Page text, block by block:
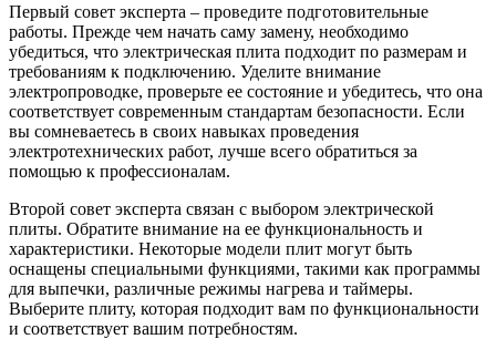
Первый совет эксперта – проведите подготовительные
работы. Прежде чем начать саму замену, необходимо
убедиться, что электрическая плита подходит по размерам и
требованиям к подключению. Уделите внимание
электропроводке, проверьте ее состояние и убедитесь, что она
соответствует современным стандартам безопасности. Если
вы сомневаетесь в своих навыках проведения
электротехнических работ, лучше всего обратиться за
помощью к профессионалам.
Второй совет эксперта связан с выбором электрической
плиты. Обратите внимание на ее функциональность и
характеристики. Некоторые модели плит могут быть
оснащены специальными функциями, такими как программы
для выпечки, различные режимы нагрева и таймеры.
Выберите плиту, которая подходит вам по функциональности
и соответствует вашим потребностям.